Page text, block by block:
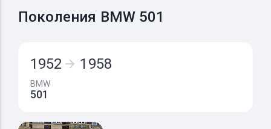
Поколения BMW 501
1952 1958
BMW
501